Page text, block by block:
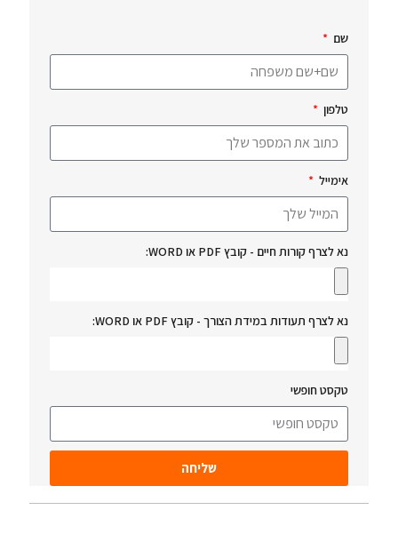
שם
טלפון
אימייל
נא לצרף קורות חיים - קובץ PDF או WORD:
נא לצרף תעודות במידת הצורך - קובץ PDF או WORD:
טקסט חופשי
שליחה